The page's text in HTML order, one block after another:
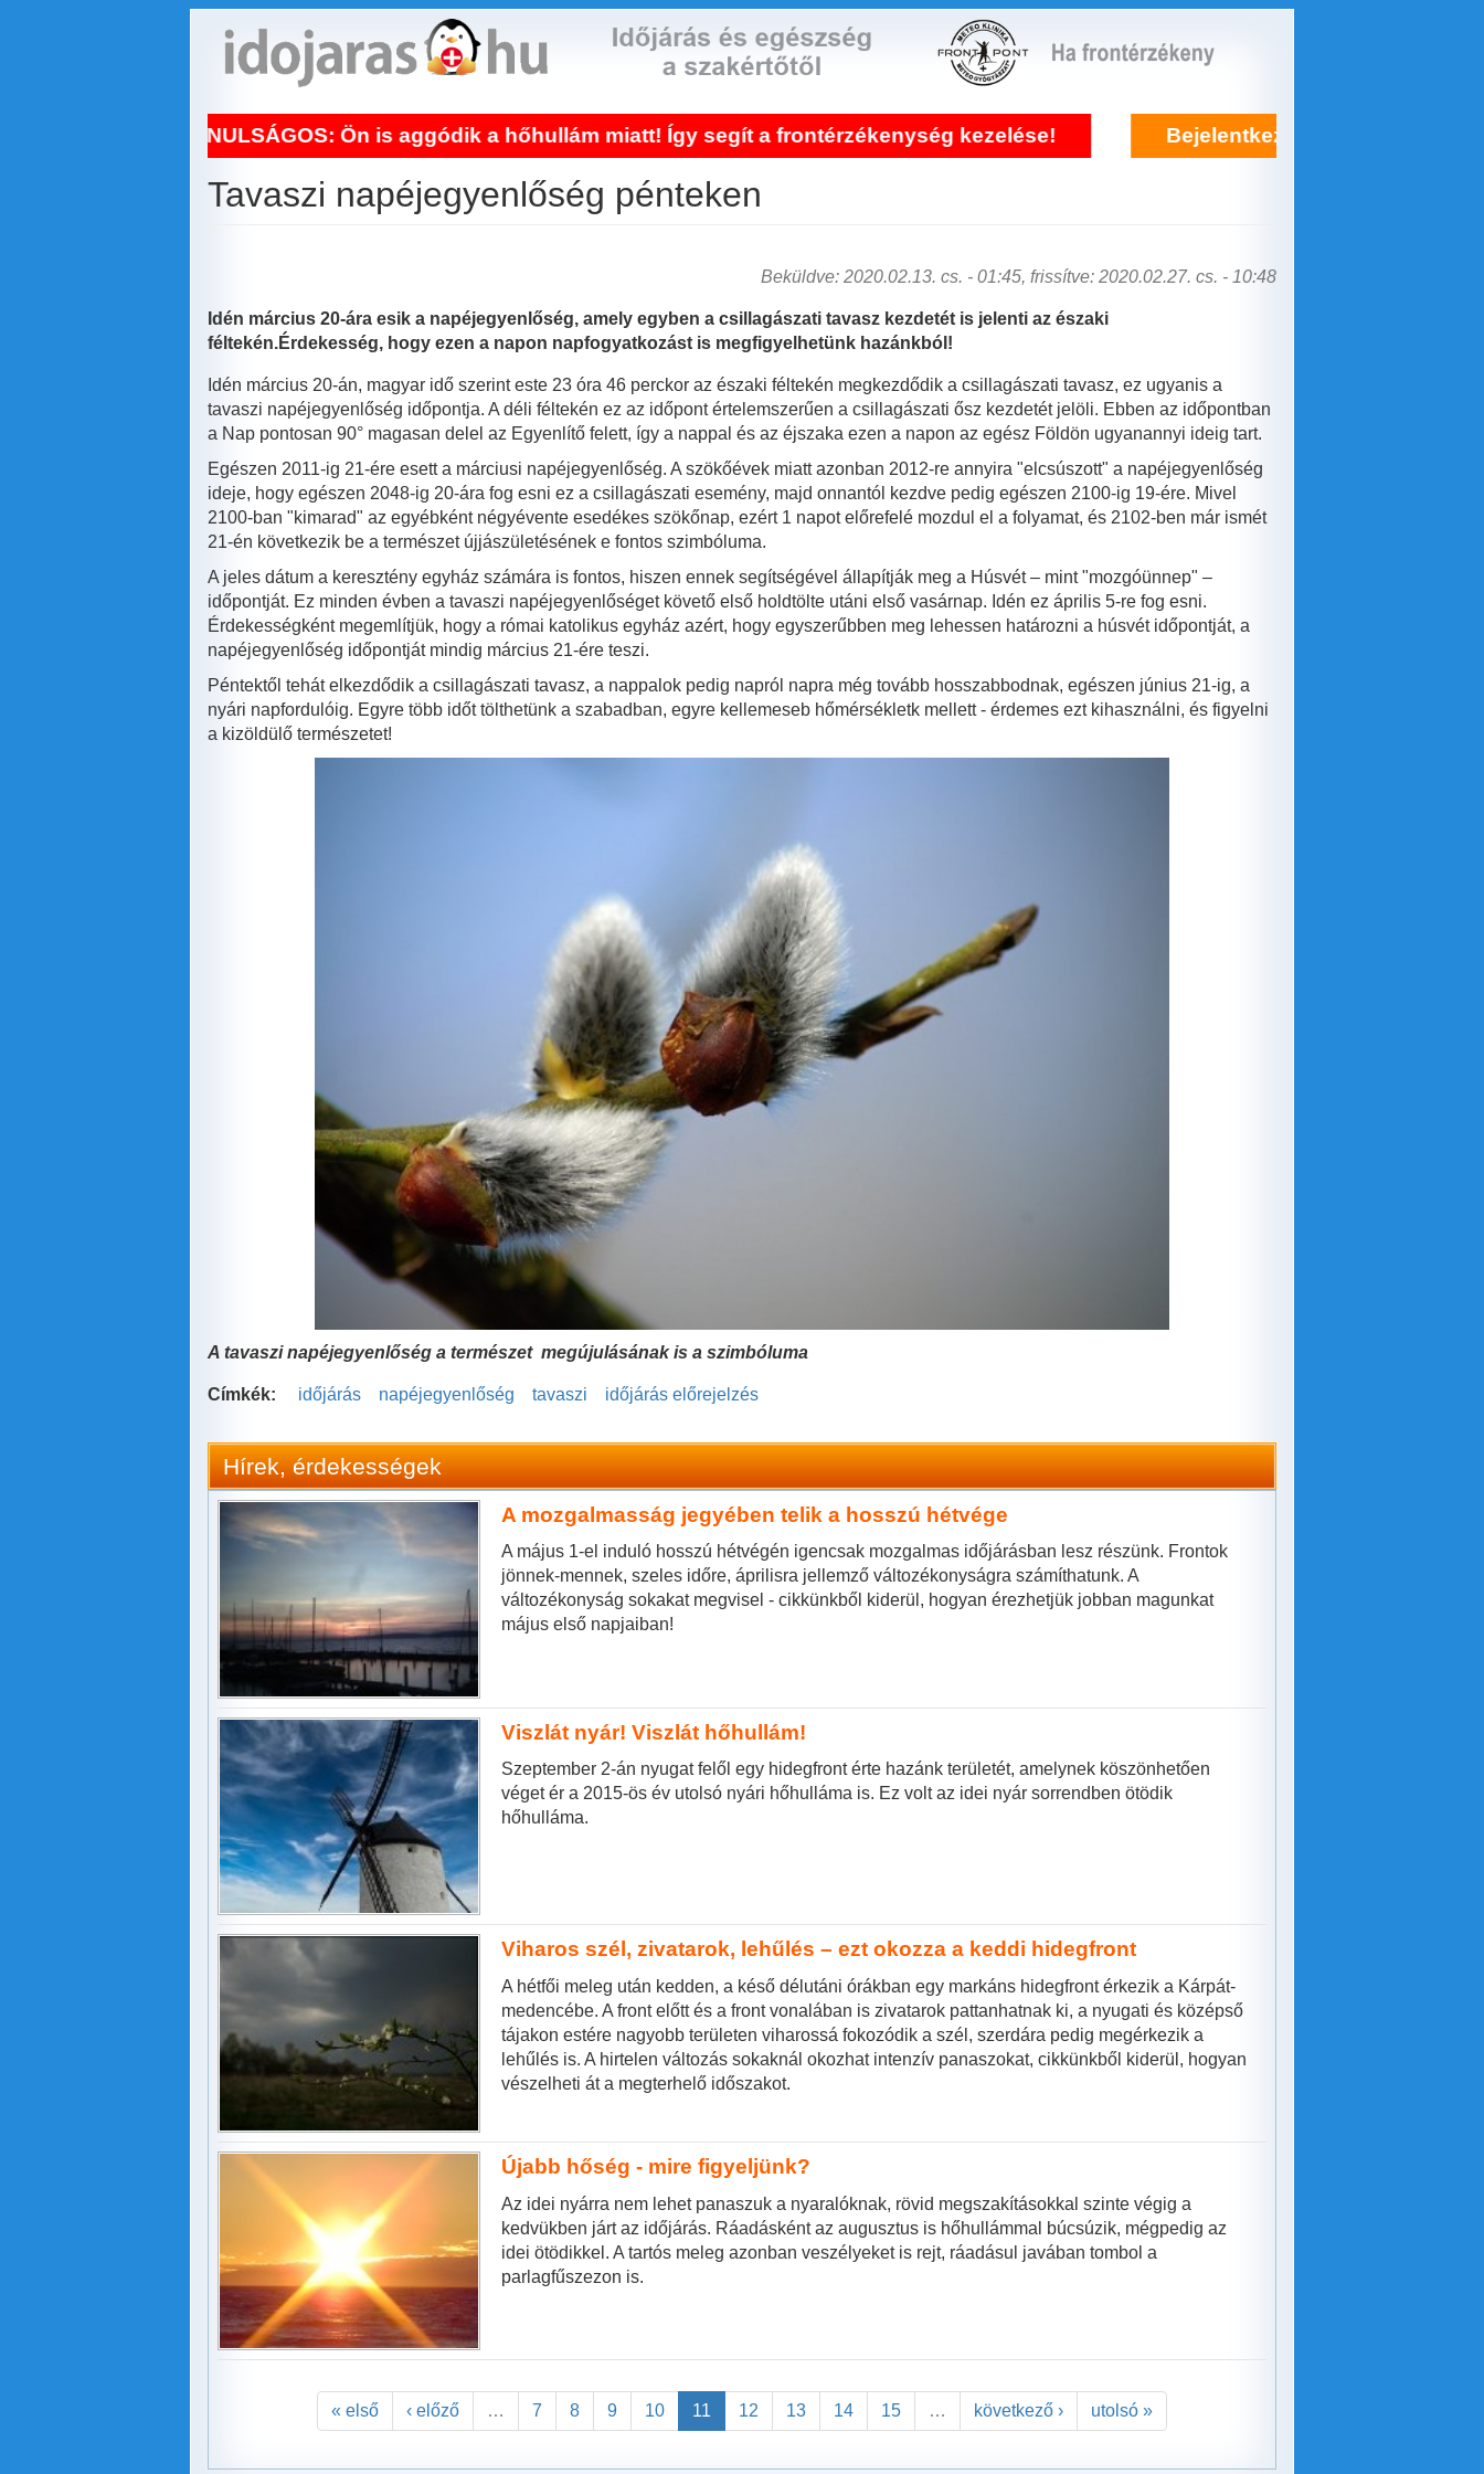
NAPI TANULSÁGOS: Ön is aggódik a hőhullám miatt! Így segít a frontérzékenység kezelése! Bejelentkezés frontérzékenység
Tavaszi napéjegyenlőség pénteken
Beküldve: 2020.02.13. cs. - 01:45, frissítve: 2020.02.27. cs. - 10:48
Idén március 20-ára esik a napéjegyenlőség, amely egyben a csillagászati tavasz kezdetét is jelenti az északi
féltekén.Érdekesség, hogy ezen a napon napfogyatkozást is megfigyelhetünk hazánkból!
Idén március 20-án, magyar idő szerint este 23 óra 46 perckor az északi féltekén megkezdődik a csillagászati tavasz, ez ugyanis a
tavaszi napéjegyenlőség időpontja. A déli féltekén ez az időpont értelemszerűen a csillagászati ősz kezdetét jelöli. Ebben az időpontban
a Nap pontosan 90° magasan delel az Egyenlítő felett, így a nappal és az éjszaka ezen a napon az egész Földön ugyanannyi ideig tart.
Egészen 2011-ig 21-ére esett a márciusi napéjegyenlőség. A szökőévek miatt azonban 2012-re annyira "elcsúszott" a napéjegyenlőség
ideje, hogy egészen 2048-ig 20-ára fog esni ez a csillagászati esemény, majd onnantól kezdve pedig egészen 2100-ig 19-ére. Mivel
2100-ban "kimarad" az egyébként négyévente esedékes szökőnap, ezért 1 napot előrefelé mozdul el a folyamat, és 2102-ben már ismét
21-én következik be a természet újjászületésének e fontos szimbóluma.
A jeles dátum a keresztény egyház számára is fontos, hiszen ennek segítségével állapítják meg a Húsvét – mint "mozgóünnep" –
időpontját. Ez minden évben a tavaszi napéjegyenlőséget követő első holdtölte utáni első vasárnap. Idén ez április 5-re fog esni.
Érdekességként megemlítjük, hogy a római katolikus egyház azért, hogy egyszerűbben meg lehessen határozni a húsvét időpontját, a
napéjegyenlőség időpontját mindig március 21-ére teszi.
Péntektől tehát elkezdődik a csillagászati tavasz, a nappalok pedig napról napra még tovább hosszabbodnak, egészen június 21-ig, a
nyári napfordulóig. Egyre több időt tölthetünk a szabadban, egyre kellemeseb hőmérsékletk mellett - érdemes ezt kihasználni, és figyelni
a kizöldülő természetet!
A tavaszi napéjegyenlőség a természet megújulásának is a szimbóluma
Címkék: időjárás napéjegyenlőség tavaszi időjárás előrejelzés
Hírek, érdekességek
A mozgalmasság jegyében telik a hosszú hétvége
A május 1-el induló hosszú hétvégén igencsak mozgalmas időjárásban lesz részünk. Frontok
jönnek-mennek, szeles időre, áprilisra jellemző változékonyságra számíthatunk. A
változékonyság sokakat megvisel - cikkünkből kiderül, hogyan érezhetjük jobban magunkat
május első napjaiban!
Viszlát nyár! Viszlát hőhullám!
Szeptember 2-án nyugat felől egy hidegfront érte hazánk területét, amelynek köszönhetően
véget ér a 2015-ös év utolsó nyári hőhulláma is. Ez volt az idei nyár sorrendben ötödik
hőhulláma.
Viharos szél, zivatarok, lehűlés – ezt okozza a keddi hidegfront
A hétfői meleg után kedden, a késő délutáni órákban egy markáns hidegfront érkezik a Kárpát-
medencébe. A front előtt és a front vonalában is zivatarok pattanhatnak ki, a nyugati és középső
tájakon estére nagyobb területen viharossá fokozódik a szél, szerdára pedig megérkezik a
lehűlés is. A hirtelen változás sokaknál okozhat intenzív panaszokat, cikkünkből kiderül, hogyan
vészelheti át a megterhelő időszakot.
Újabb hőség - mire figyeljünk?
Az idei nyárra nem lehet panaszuk a nyaralóknak, rövid megszakításokkal szinte végig a
kedvükben járt az időjárás. Ráadásként az augusztus is hőhullámmal búcsúzik, mégpedig az
idei ötödikkel. A tartós meleg azonban veszélyeket is rejt, ráadásul javában tombol a
parlagfűszezon is.
« első ‹ előző … 7 8 9 10 11 12 13 14 15 … következő › utolsó »